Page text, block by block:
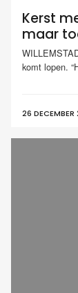
Kerst
maar
komt lopen.
26 DECEMBER